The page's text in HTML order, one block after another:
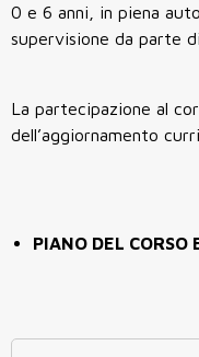
0 e 6 anni, in piena
supervisione da parte
La partecipazione al
dell’aggiornamento
PIANO DEL CORSO